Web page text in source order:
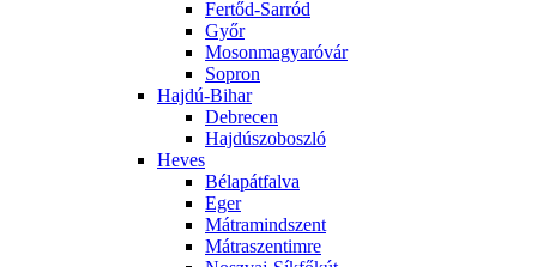
Fertőd-Sarród
Győr
Mosonmagyaróvár
Sopron
Hajdú-Bihar
Debrecen
Hajdúszoboszló
Heves
Bélapátfalva
Eger
Mátramindszent
Mátraszentimre